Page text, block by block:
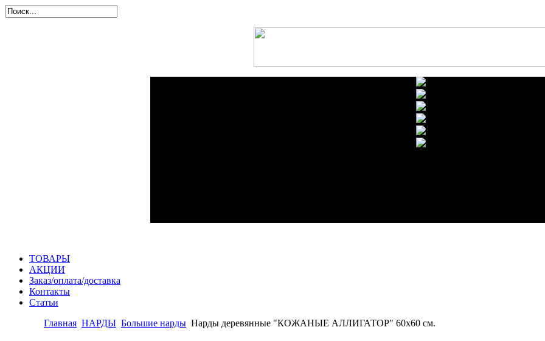
ТОВАРЫ
АКЦИИ
Заказ/оплата/доставка
Контакты
Статьи
Главная НАРДЫ Большие нарды Нарды деревянные "КОЖАНЫЕ АЛЛИГАТОР" 60х60 см.